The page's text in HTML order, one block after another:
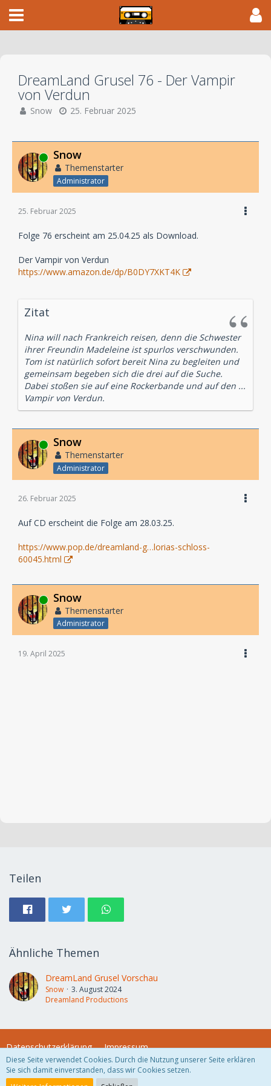
DreamLand Grusel 76 - Der Vampir
von Verdun
Snow 25. Februar 2025
Online Snow
Themenstarter
Administrator
25. Februar 2025
Folge 76 erscheint am 25.04.25 als Download.
Der Vampir von Verdun
https://www.amazon.de/dp/B0DY7XKT4K
Zitat
Nina will nach Frankreich reisen, denn die Schwester
ihrer Freundin Madeleine ist spurlos verschwunden.
Tom ist natürlich sofort bereit Nina zu begleiten und
gemeinsam begeben sich die drei auf die Suche.
Dabei stoßen sie auf eine Rockerbande und auf den ...
Vampir von Verdun.
Online Snow
Themenstarter
Administrator
26. Februar 2025
Auf CD erscheint die Folge am 28.03.25.
https://www.pop.de/dreamland-g…lorias-schloss-
60045.html
Online Snow
Themenstarter
Administrator
19. April 2025
Teilen
Ähnliche Themen
DreamLand Grusel Vorschau
Snow
3. August 2024
Dreamland Productions
Datenschutzerklärung Impressum
Community-Software:
Diese Seite verwendet Cookies. Durch die Nutzung unserer Seite erklären
Sie sich damit einverstanden, dass wir Cookies setzen.